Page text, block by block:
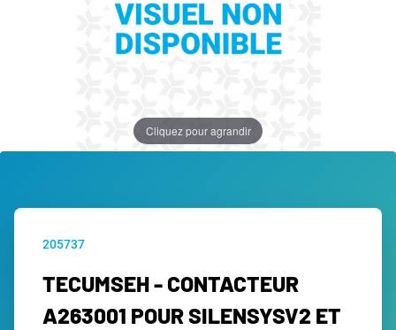
Cliquez pour agrandir
205737
TECUMSEH - CONTACTEUR
A263001 POUR SILENSYSV2 ET